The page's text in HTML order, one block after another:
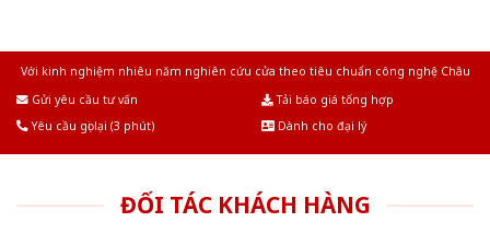
Với kinh nghiệm nhiêu năm nghiên cứu cửa theo tiêu chuẩn công nghệ Châu
Gửi yêu cầu tư vấn
Tải báo giá tổng hợp
Yêu cầu gọi lại (3 phút)
Dành cho đại lý
ĐỐI TÁC KHÁCH HÀNG